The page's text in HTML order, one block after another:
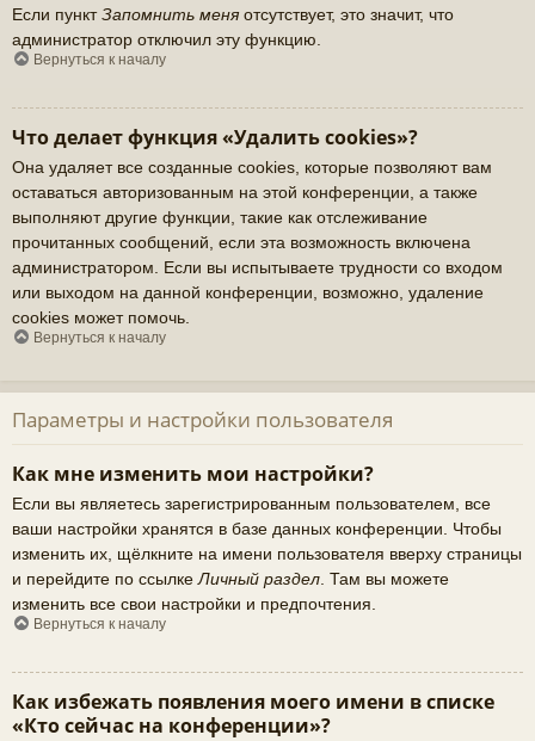
Если пунктЗапомнить меня отсутствует, это значит, что
администратор отключил эту функцию.
Вернуться к началу
Что делает функция «Удалить cookies»?
Она удаляет все созданные cookies, которые позволяют вам
оставаться авторизованным на этой конференции, а также
выполняют другие функции, такие как отслеживание
прочитанных сообщений, если эта возможность включена
администратором. Если вы испытываете трудности со входом
или выходом на данной конференции, возможно, удаление
cookies может помочь.
Вернуться к началу
Параметры и настройки пользователя
Как мне изменить мои настройки?
Если вы являетесь зарегистрированным пользователем, все
ваши настройки хранятся в базе данных конференции. Чтобы
изменить их, щёлкните на имени пользователя вверху страницы
и перейдите по ссылкеЛичный раздел. Там вы можете
изменить все свои настройки и предпочтения.
Вернуться к началу
Как избежать появления моего имени в списке
«Кто сейчас на конференции»?